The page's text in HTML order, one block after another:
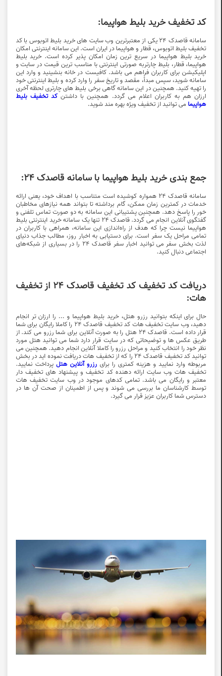
کد تخفیف خرید بلیط هواپیما:
سامانه قاصدک 24 یکی از معتبرترین وب سایت های خرید بلیط اتوبوس با
کد
تخفیف بلیط اتوبوس ، قطار و هواپیما در ایران است. این سامانه اینترنتی امکان
خرید بلیط هواپیما در سریع ترین زمان امکان پذیر کرده است. خرید بلیط
هواپیما، قطار، بلیط چارتربه صورتی اینترنتی با مناسب ترین قیمت در سایت و
اپلیکیشن برای کاربران فراهم می باشد. کافیست در خانه بنشینید و وارد این
سامانه شوید، سپس مبدأ، مقصد و تاریخ سفر را وارد کرده و بلیط اینترنتی خود
را تهیه کنید. همچنین در این سامانه گاهی برخی بلیط های چارتری لحظه آخری
ارزان هم به کاربران اعلام می گردد. همچنین با داشتن کد تخفیف بلیط
هواپیما می توانید از تخفیف ویژه بهره مند شوید.
جمع بندی خرید بلیط هواپیما با سامانه قاصدک 24:
سامانه قاصدک 24 همواره کوشیده است متناسب با اهداف خود، یعنی ارائه
خدمات در کمترین زمان ممکن، گام برداشته تا بتواند همه نیازهای مخاطبان
خور را پاسخ دهد. همچنین پشتیبانی این سامانه به دو صورت تماس تلفنی و
گفتگوی آنلاین انجام می گردد. قاصدک 24 تنها یک سامانه خرید اینترنتی بلیط
هواپیما نیست چرا که هدف از راه‌اندازی این سامانه، همراهی با کاربران در
تمامی مراحل یک سفر است. برای دستیابی به اخبار روز، مطالب جذاب دنیای
لذت بخش سفر می توانید اخبار سفر قاصدک 24 را در بسیاری از شبکه‌های
اجتماعی دنبال کنید.
دریافت کد تخفیف کد تخفیف قاصدک ۲۴ از تخفیف
هات:
حال برای اینکه بتوانید رزرو هتل، خرید بلیط هواپیما و ... را ارزان تر انجام
دهید، وب سایت تخفیف هات کد تخفیف قاصدک 24 را کاملا رایگان برای شما
قرار داده است. قاصدک 24 هتل را به صورت آنلاین برای شما رزرو می کند. از
طریق عکس ها و توضیحاتی که در سایت قرار دارد شما می توانید هتل مورد
نظر خود را انتخاب کنید و مراحل رزرو را کاملا آنلاین انجام دهید. همچنین می
توانید کد تخفیف قاصدک 24 را که از تخفیف هات دریافت نموده اید در بخش
مربوطه وارد نمایید و هزینه کمتری را برایرزرو آنلاین هتلپرداخت نمایید.
تخفیف هات وب سایت ارائه دهنده کد تخفیف و پیشنهاد های تخفیف دار
معتبر و رایگان می باشد. تمامی کدهای موجود در وب سایت تخفیف هات
توسط کارشناسان ما بررسی می شوند و پس از اطمینان از صحت آن ها در
دسترس شما کاربران عزیز قرار می گیرد.